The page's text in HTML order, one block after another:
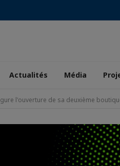
Actualités Média
l'ouverture de sa deuxième